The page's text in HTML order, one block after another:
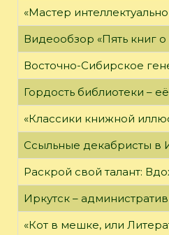
«Мастер
Видеообзор «Пять книг
Восточно-Сибирское
Гордость библиотеки –
«Классики книжной
Ссыльные декабристы в
Раскрой свой талант:
Иркутск –
«Кот в мешке, или